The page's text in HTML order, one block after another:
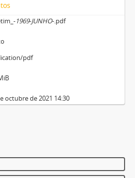
1969-JUNHO-.pdf
pdf
octubre de 2021 14:30